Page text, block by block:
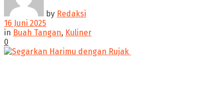
by Redaksi
16 Juni 2025
in Buah Tangan, Kuliner
0